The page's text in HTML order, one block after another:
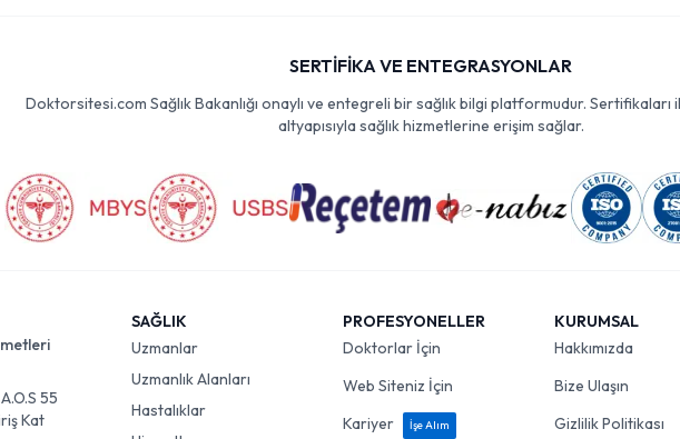
SERTİFİKA VE ENTEGRASYONLAR
Doktorsitesi.com Sağlık Bakanlığı onaylı ve entegreli bir sağlık bilgi platformudur.
altyapısıyla sağlık hizmetlerine erişim sağlar.
55
Kat
SAĞLIK
Uzmanlar
Uzmanlık Alanları
Hastalıklar
PROFESYONELLER
Doktorlar İçin
Web Siteniz İçin
Kariyer
İşe Alım
KURUMSAL
Hakkımızda
Bize Ulaşın
Gizlilik Politikası